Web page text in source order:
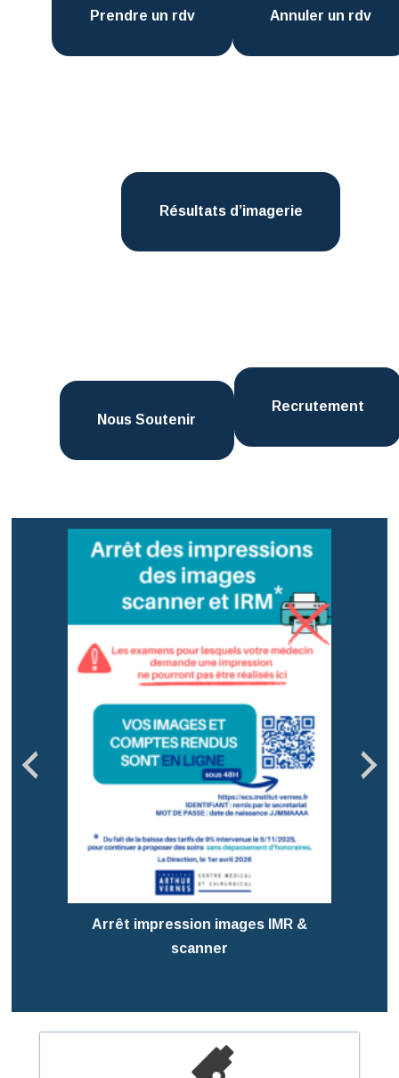
Prendre un rdv Annuler un rdv
Résultats d’imagerie
Nous Soutenir
Recrutement
Arrêt impression images IMR &
scanner